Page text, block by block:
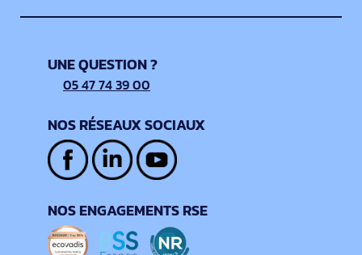
UNE QUESTION ?
05 47 74 39 00
NOS RÉSEAUX SOCIAUX
NOS ENGAGEMENTS RSE